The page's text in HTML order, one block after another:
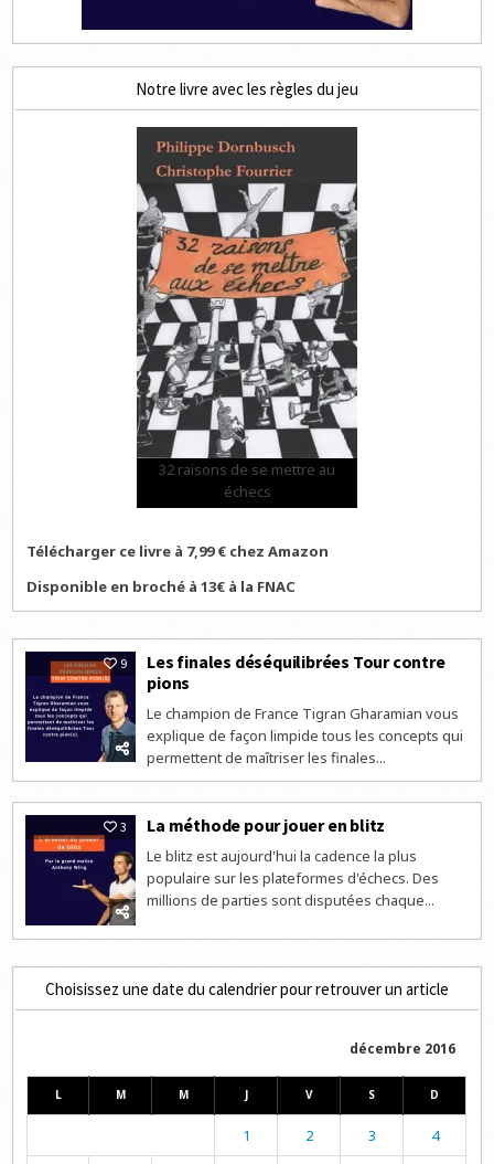
Notre livre avec les règles du jeu
32 raisons de se mettre au
échecs
Télécharger ce livre à 7,99 € chez Amazon
Disponible en broché à 13€ à la FNAC
9
Les finales déséquilibrées Tour contre
pions
Le champion de France Tigran Gharamian vous
explique de façon limpide tous les concepts qui
permettent de maîtriser les finales...
3 La méthode pour jouer en blitz
Le blitz est aujourd'hui la cadence la plus
populaire sur les plateformes d'échecs. Des
millions de parties sont disputées chaque...
Choisissez une date du calendrier pour retrouver un article
décembre 2016
L M M J V S D
1 2 3 4